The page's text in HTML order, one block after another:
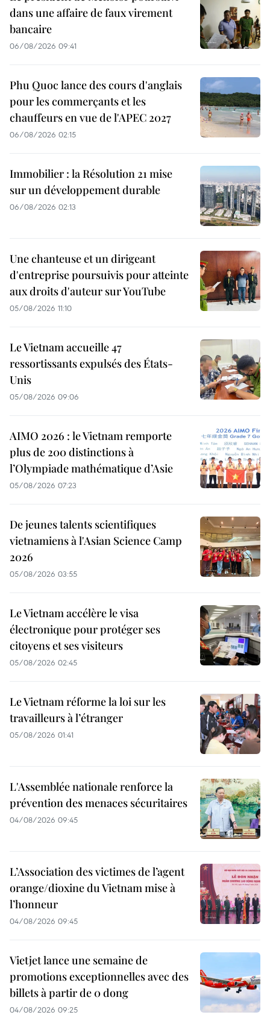
dans une affaire de faux virement
bancaire
06/08/2026 09:41
Phu Quoc lance des cours d'anglais
pour les commerçants et les
chauffeurs en vue de l'APEC 2027
06/08/2026 02:15
Immobilier : la Résolution 21 mise
sur un développement durable
06/08/2026 02:13
Une chanteuse et un dirigeant
d'entreprise poursuivis pour atteinte
aux droits d'auteur sur YouTube
05/08/2026 11:10
Le Vietnam accueille 47
ressortissants expulsés des États-
Unis
05/08/2026 09:06
AIMO 2026 : le Vietnam remporte
plus de 200 distinctions à
l’Olympiade mathématique d’Asie
05/08/2026 07:23
De jeunes talents scientifiques
vietnamiens à l'Asian Science Camp
2026
05/08/2026 03:55
Le Vietnam accélère le visa
électronique pour protéger ses
citoyens et ses visiteurs
05/08/2026 02:45
Le Vietnam réforme la loi sur les
travailleurs à l’étranger
05/08/2026 01:41
L'Assemblée nationale renforce la
prévention des menaces sécuritaires
04/08/2026 09:45
L’Association des victimes de l’agent
orange/dioxine du Vietnam mise à
l’honneur
04/08/2026 09:45
Vietjet lance une semaine de
promotions exceptionnelles avec des
billets à partir de 0 dong
04/08/2026 09:25